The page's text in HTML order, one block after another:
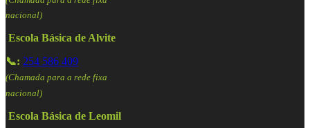
nacional)
Escola Básica de Alvite
📞: 254 586 409
(Chamada para a rede fixa
nacional)
Escola Básica de Leomil